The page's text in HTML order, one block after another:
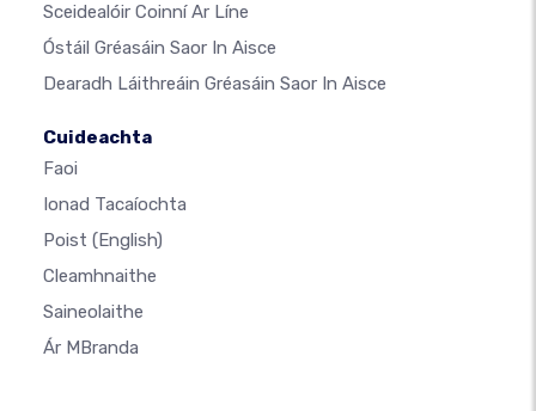
Sceidealóir Coinní Ar Líne
Óstáil Gréasáin Saor In Aisce
Dearadh Láithreáin Gréasáin Saor In Aisce
Cuideachta
Faoi
Ionad Tacaíochta
Poist (English)
Cleamhnaithe
Saineolaithe
Ár MBranda